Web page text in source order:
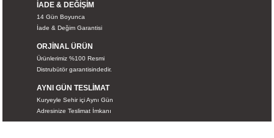
VE 2 AKSESUAR
İADE & DEĞİŞİM
14 Gün Boyunca
İade & Değim Garantisi
ORJİNAL ÜRÜN
Ürünlerimiz %100 Resmi
Distrubütör garantisindedir.
AYNI GÜN TESLİMAT
Kuryeyle Sehir içi Aynı Gün
Adresinize Teslimat İmkanı